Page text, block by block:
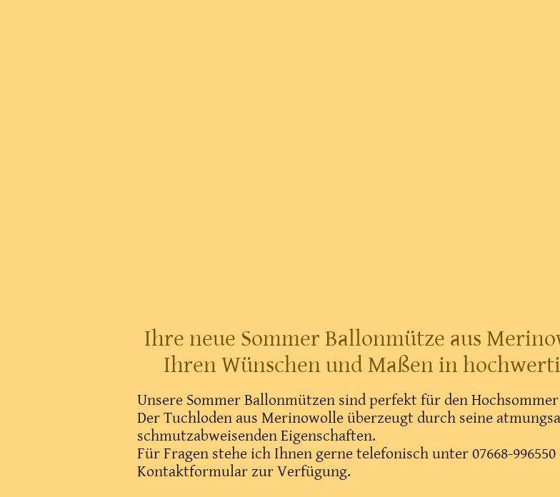
Ihre neue Sommer Ballonmütze aus
Ihren Wünschen und Maßen in
Unsere Sommer Ballonmützen sind perfekt für den
Der Tuchloden aus Merinowolle überzeugt durch seine
schmutzabweisenden Eigenschaften.
Für Fragen stehe ich Ihnen gerne telefonisch unter 07668-
Kontaktformular zur Verfügung.